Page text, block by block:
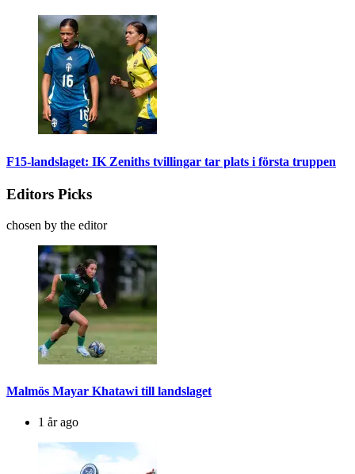
F15-landslaget: IK Zeniths tvillingar tar plats i första truppen
Editors Picks
chosen by the editor
Malmös Mayar Khatawi till landslaget
1 år ago